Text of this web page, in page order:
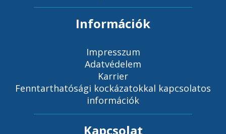
Információk
Impresszum
Adatvédelem
Karrier
Fenntarthatósági kockázatokkal kapcsolatos
információk
Kapcsolat